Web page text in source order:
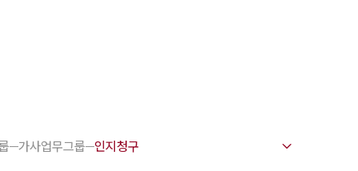
변호사
가사업무그룹